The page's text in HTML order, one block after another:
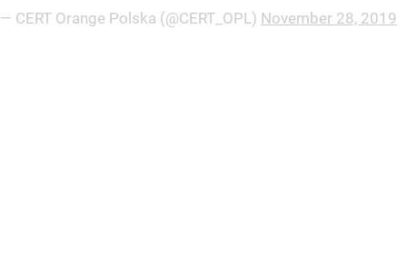
— CERT Orange Polska (@CERT_OPL) November 28, 2019